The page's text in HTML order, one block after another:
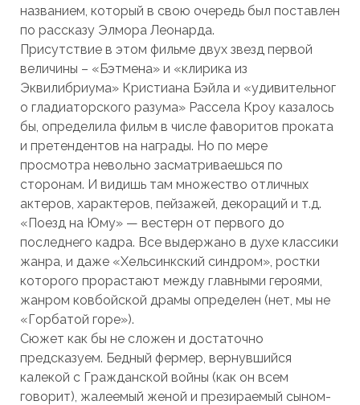
названием, который в свою очередь был поставлен
по рассказу Элмора Леонарда.
Присутствие в этом фильме двух звезд первой
величины – «Бэтмена» и «клирика из
Эквилибриума» Кристиана Бэйла и «удивительног
о гладиаторского разума» Рассела Кроу казалось
бы, определила фильм в числе фаворитов проката
и претендентов на награды. Но по мере
просмотра невольно засматриваешься по
сторонам. И видишь там множество отличных
актеров, характеров, пейзажей, декораций и т.д.
«Поезд на Юму» — вестерн от первого до
последнего кадра. Все выдержано в духе классики
жанра, и даже «Хельсинкский синдром», ростки
которого прорастают между главными героями,
жанром ковбойской драмы определен (нет, мы не
«Горбатой горе»).
Сюжет как бы не сложен и достаточно
предсказуем. Бедный фермер, вернувшийся
калекой с Гражданской войны (как он всем
говорит), жалеемый женой и презираемый сыном-